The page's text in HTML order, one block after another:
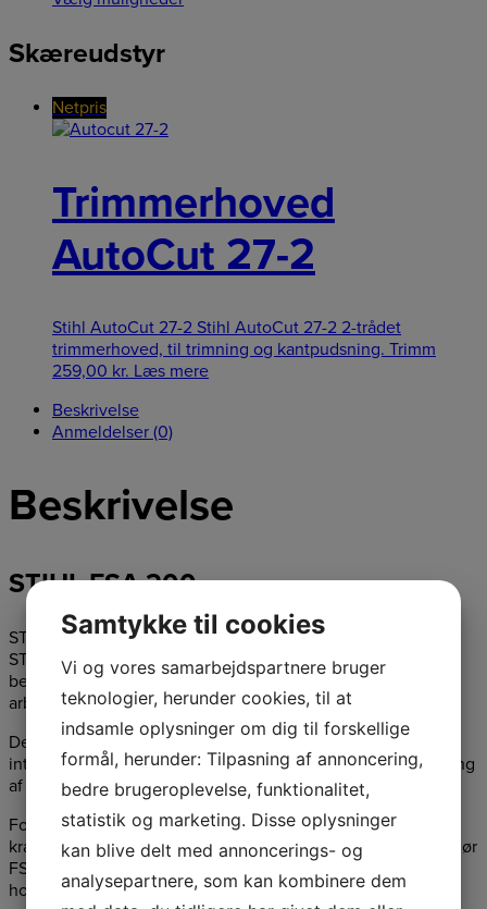
Skæreudstyr
Netpris
Trimmerhoved
AutoCut 27-2
Stihl AutoCut 27-2 Stihl AutoCut 27-2 2-trådet
trimmerhoved, til trimning og kantpudsning. Trimm
259,00 kr. Læs mere
Beskrivelse
Anmeldelser (0)
Beskrivelse
STIHL FSA 200
STIHL FSA 200 er den kraftigste batteridrevne buskrydder i
STIHL’s sortiment og er designet til at imødekomme
behovene hos professionelle landskabsplejere og dem, der
arbejder med vedligeholdelse af store områder.
Denne buskrydder er ideel til krævende opgaver såsom
intensiv græsslåning, rydning af tæt vegetation og beskæring
af robuste buske.
Fordelen ved den batteridrevne drift er ikke kun den
kraftfulde ydeevne, men også de lave støjemissioner, som gør
FSA 200 perfekt til brug i støjfølsomme miljøer som
hospitaler, skoler og tætbefolkede boligområder.
Samtykke til cookies
Vi og vores samarbejdspartnere bruger
teknologier, herunder cookies, til at
indsamle oplysninger om dig til forskellige
formål, herunder: Tilpasning af annoncering,
bedre brugeroplevelse, funktionalitet,
statistik og marketing. Disse oplysninger
kan blive delt med annoncerings- og
analysepartnere, som kan kombinere dem